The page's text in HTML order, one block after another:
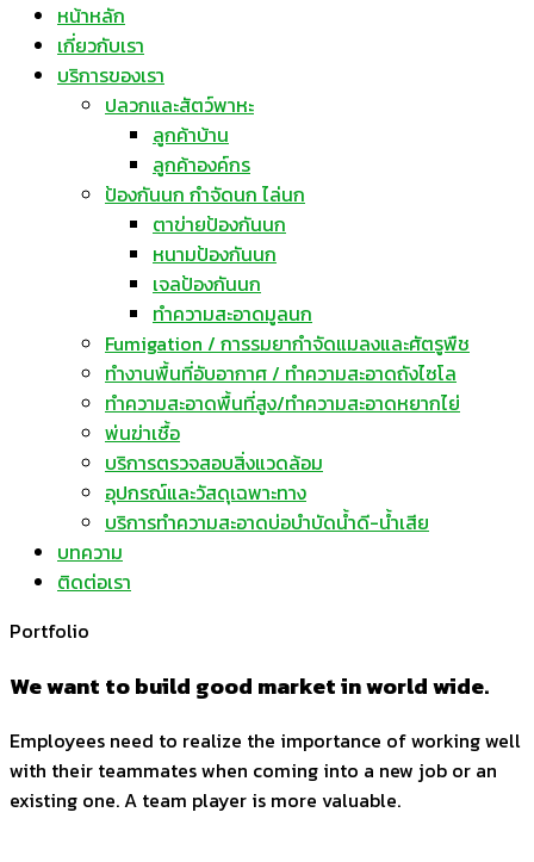
หน้าหลัก
เกี่ยวกับเรา
บริการของเรา
ปลวกและสัตว์พาหะ
ลูกค้าบ้าน
ลูกค้าองค์กร
ป้องกันนก กำจัดนก ไล่นก
ตาข่ายป้องกันนก
หนามป้องกันนก
เจลป้องกันนก
ทำความสะอาดมูลนก
Fumigation / การรมยากำจัดแมลงและศัตรูพืช
ทำงานพื้นที่อับอากาศ / ทำความสะอาดถังไซโล
ทำความสะอาดพื้นที่สูง/ทำความสะอาดหยากไย่
พ่นฆ่าเชื้อ
บริการตรวจสอบสิ่งแวดล้อม
อุปกรณ์และวัสดุเฉพาะทาง
บริการทำความสะอาดบ่อบำบัดน้ำดี-น้ำเสีย
บทความ
ติดต่อเรา
Portfolio
We want to build good market in world wide.
Employees need to realize the importance of working well
with their teammates when coming into a new job or an
existing one. A team player is more valuable.